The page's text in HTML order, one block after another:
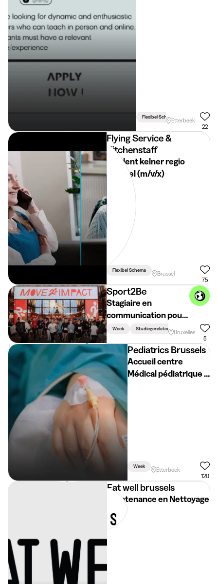
Flexibel SchemaEtterbeek
22
Flying Service &
Kitchenstaff
Student kelner regio
Brussel (m/v/x)
Flexibel Schema
Brussel
75
Sport2Be
Stagiaire en
communication pour
son événement
Week StudiegerelateerdBruxelles
5
Pediatrics Brussels
Accueil centre
Médical pédiatrique /
Webmaster
Week
Etterbeek
120
Eat well brussels
Maintenance en Nettoyage